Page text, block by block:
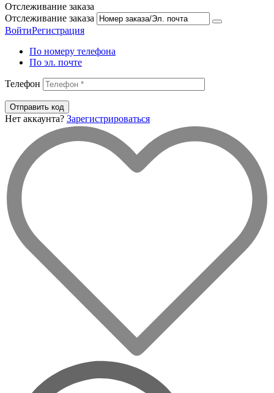
Отслеживание заказа
Отслеживание заказа
ВойтиРегистрация
По номеру телефона
По эл. почте
Телефон
Отправить код
Нет аккаунта? Зарегистрироваться